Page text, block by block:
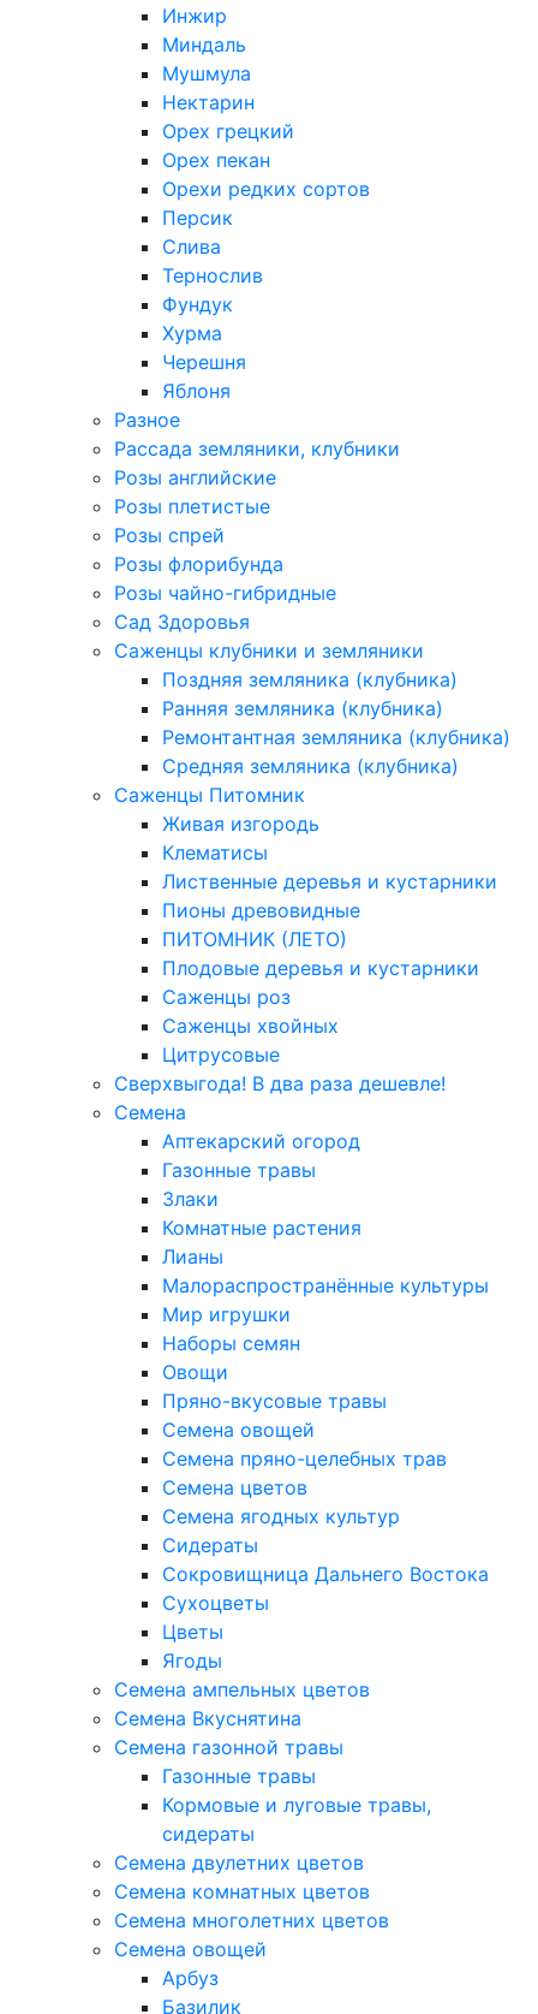
Инжир
Миндаль
Мушмула
Нектарин
Орех грецкий
Орех пекан
Орехи редких сортов
Персик
Слива
Тернослив
Фундук
Хурма
Черешня
Яблоня
Разное
Рассада земляники, клубники
Розы английские
Розы плетистые
Розы спрей
Розы флорибунда
Розы чайно-гибридные
Сад Здоровья
Саженцы клубники и земляники
Поздняя земляника (клубника)
Ранняя земляника (клубника)
Ремонтантная земляника (клубника)
Средняя земляника (клубника)
Саженцы Питомник
Живая изгородь
Клематисы
Лиственные деревья и кустарники
Пионы древовидные
ПИТОМНИК (ЛЕТО)
Плодовые деревья и кустарники
Саженцы роз
Саженцы хвойных
Цитрусовые
Сверхвыгода! В два раза дешевле!
Семена
Аптекарский огород
Газонные травы
Злаки
Комнатные растения
Лианы
Малораспространённые культуры
Мир игрушки
Наборы семян
Овощи
Пряно-вкусовые травы
Семена овощей
Семена пряно-целебных трав
Семена цветов
Семена ягодных культур
Сидераты
Сокровищница Дальнего Востока
Сухоцветы
Цветы
Ягоды
Семена ампельных цветов
Семена Вкуснятина
Семена газонной травы
Газонные травы
Кормовые и луговые травы,
сидераты
Семена двулетних цветов
Семена комнатных цветов
Семена многолетних цветов
Семена овощей
Арбуз
Базилик